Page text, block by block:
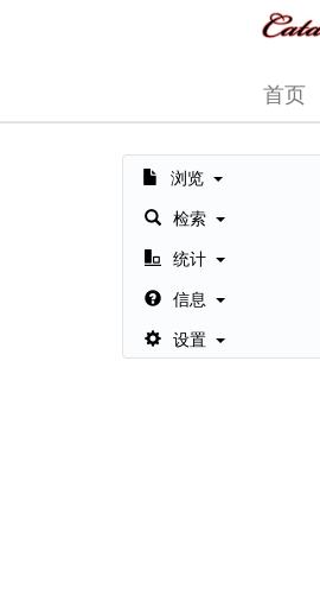
首页
浏览
检索
统计
信息
设置